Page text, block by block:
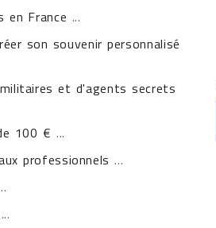
en France ...
son souvenir personnalisé
et d'agents secrets
100 € ...
professionnels ...
...